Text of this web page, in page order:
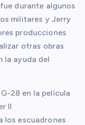
durante algunos
militares y Jerry
producciones
otras obras
la ayuda del
28 en la película
II
los escuadrones